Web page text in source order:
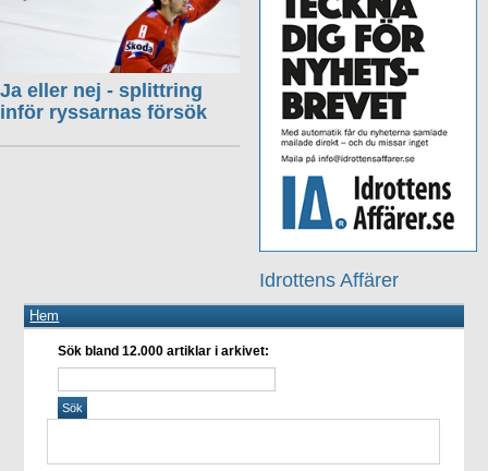
Idrottens Affärer
Ja eller nej - splittring
inför ryssarnas försök
Hem
Sök bland 12.000 artiklar i arkivet: